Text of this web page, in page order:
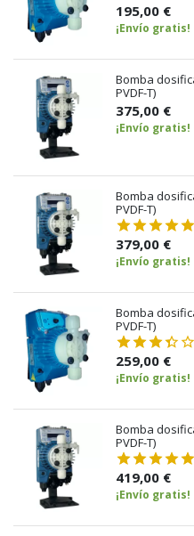
195,00 €
¡Envío gratis!
Bomba
PVDF-T)
375,00 €
¡Envío gratis!
Bomba
PVDF-T)
379,00 €
¡Envío gratis!
Bomba
PVDF-T)
259,00 €
¡Envío gratis!
Bomba
PVDF-T)
419,00 €
¡Envío gratis!